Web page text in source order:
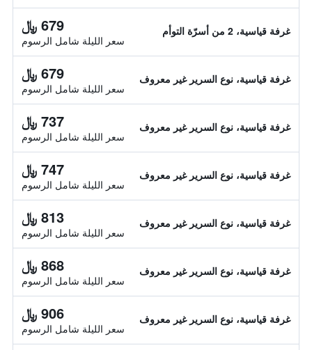
غرفة قياسية، 2 من أسرّة التوأم 679 ﷼
سعر الليلة شامل الرسوم
غرفة قياسية، نوع السرير غير معروف 679 ﷼
سعر الليلة شامل الرسوم
غرفة قياسية، نوع السرير غير معروف 737 ﷼
سعر الليلة شامل الرسوم
غرفة قياسية، نوع السرير غير معروف 747 ﷼
سعر الليلة شامل الرسوم
غرفة قياسية، نوع السرير غير معروف 813 ﷼
سعر الليلة شامل الرسوم
غرفة قياسية، نوع السرير غير معروف 868 ﷼
سعر الليلة شامل الرسوم
غرفة قياسية، نوع السرير غير معروف 906 ﷼
سعر الليلة شامل الرسوم